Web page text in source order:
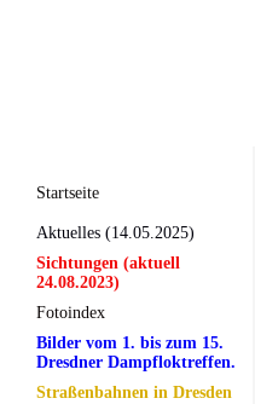
Startseite
Aktuelles (14.05.2025)
Sichtungen (aktuell
24.08.2023)
Fotoindex
Bilder vom 1. bis zum 15.
Dresdner Dampfloktreffen.
Straßenbahnen in Dresden